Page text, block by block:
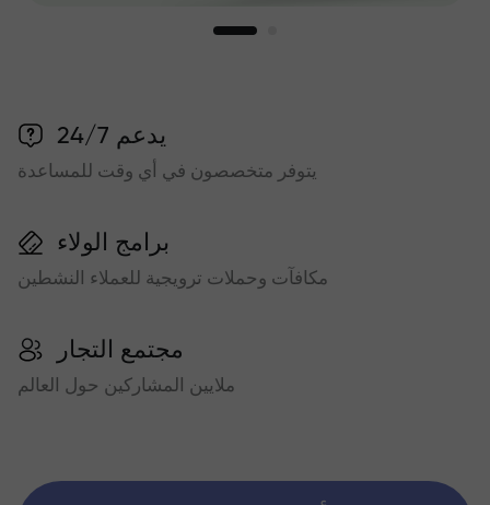
يدعم 24/7
يتوفر متخصصون في أي وقت للمساعدة
برامج الولاء
مكافآت وحملات ترويجية للعملاء النشطين
مجتمع التجار
ملايين المشاركين حول العالم